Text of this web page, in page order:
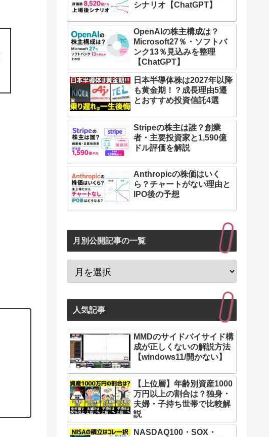
HiJoJo.comの注意点・リスク
シナリオ【ChatGPT】
OpenAIの株主構成は？
Microsoft27％・ソフトバ
ンク13％見込みを整理
【ChatGPT】
日本半導体株は2027年以降
も黄金期！？成長理由5遷
とおすすめ投資信託4選
Stripeの株主は誰？創業
者・主要投資家と1,590億
ドル評価を解説
Anthropicの株価はいく
ら？チャートがない理由と
IPO後の予想
月別公開記事の一覧
人気記事
MMDのサイドバイサイド構
成が正しくないの解説方法
【windows11/開かない】
【上位層】年齢別資産1000
万円以上の割合は？独身・
夫婦・子持ち世帯で比較解
説
NASDAQ100・SOX・